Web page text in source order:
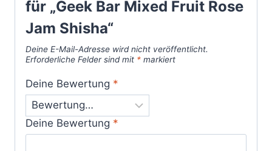
für „Geek Bar Mixed Fruit Rose
Jam Shisha“
Deine E-Mail-Adresse wird nicht veröffentlicht.
Erforderliche Felder sind mit * markiert
Deine Bewertung *
Deine Bewertung *